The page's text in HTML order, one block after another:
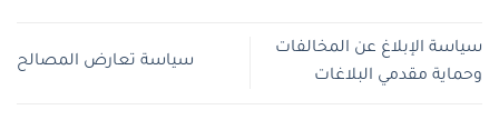
سياسة الإبلاغ عن المخالفات
وحماية مقدمي البلاغات
سياسة تعارض المصالح